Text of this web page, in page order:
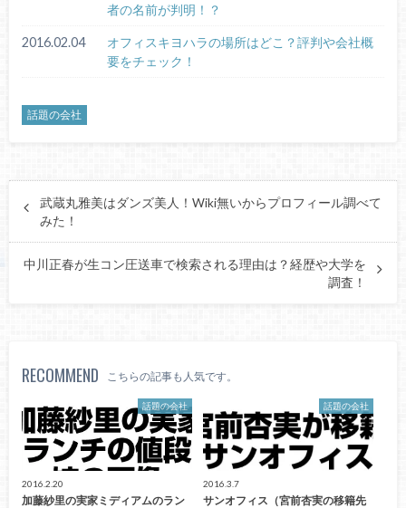
者の名前が判明！？
2016.02.04
オフィスキヨハラの場所はどこ？評判や会社概
要をチェック！
話題の会社
武蔵丸雅美はダンズ美人！Wiki無いからプロフィール調べて
みた！
中川正春が生コン圧送車で検索される理由は？経歴や大学を
調査！
RECOMMEND こちらの記事も人気です。
話題の会社
2016.2.20
加藤紗里の実家ミディアムのラン
話題の会社
2016.3.7
サンオフィス（宮前杏実の移籍先